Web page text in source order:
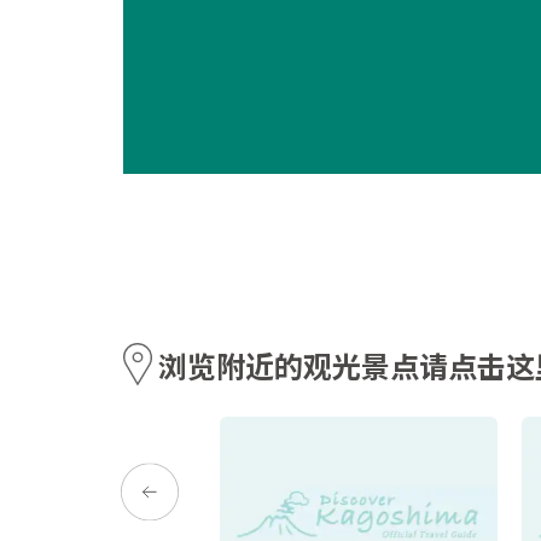
浏览附近的观光景点请点击